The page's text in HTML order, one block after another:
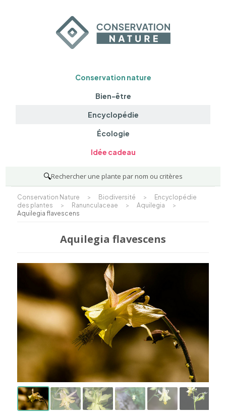
Conservation nature
Bien-être
Encyclopédie
Écologie
Idée cadeau
🔍Rechercher une plante par nom ou critères
Conservation Nature > Biodiversité >
Encyclopédie
des plantes
> Ranunculaceae > Aquilegia
>
Aquilegia flavescens
Aquilegia flavescens